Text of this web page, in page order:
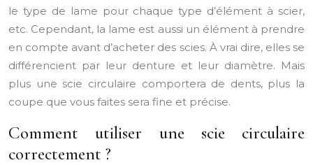
le type de lame pour chaque type d’élément à scier,
etc. Cependant, la lame est aussi un élément à prendre
en compte avant d’acheter des scies. À vrai dire, elles se
différencient par leur denture et leur diamètre. Mais
plus une scie circulaire comportera de dents, plus la
coupe que vous faites sera fine et précise.
Comment utiliser une scie circulaire
correctement ?